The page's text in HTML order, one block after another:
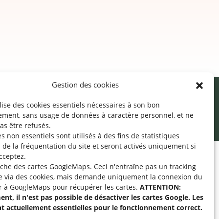
Gestion des cookies
des cookies essentiels nécessaires à son bon
sans usage de données à caractère personnel, et ne
être refusés.
non essentiels sont utilisés à des fins de statistiques
de la fréquentation du site et seront activés uniquement si
des cartes GoogleMaps. Ceci n'entraîne pas un tracking
via des cookies, mais demande uniquement la connexion du
à GoogleMaps pour récupérer les cartes. ATTENTION:
il n'est pas possible de désactiver les cartes Google. Les
actuellement essentielles pour le fonctionnement correct.
Mentions légales ©2026 SNJ
« Aide-Animateur /
» sur